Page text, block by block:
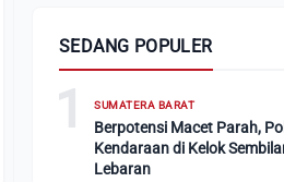
SEDANG POPULER
1 SUMATERA BARAT
Berpotensi Macet Parah,
Kendaraan di Kelok
Lebaran